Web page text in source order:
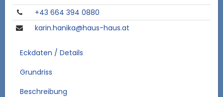
​+43 664 394 0880
karin.hanika@haus-haus.at
Eckdaten / Details
Grundriss
Beschreibung